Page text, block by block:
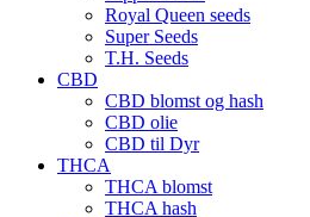
Royal Queen seeds
Super Seeds
T.H. Seeds
CBD
CBD blomst og hash
CBD olie
CBD til Dyr
THCA
THCA blomst
THCA hash